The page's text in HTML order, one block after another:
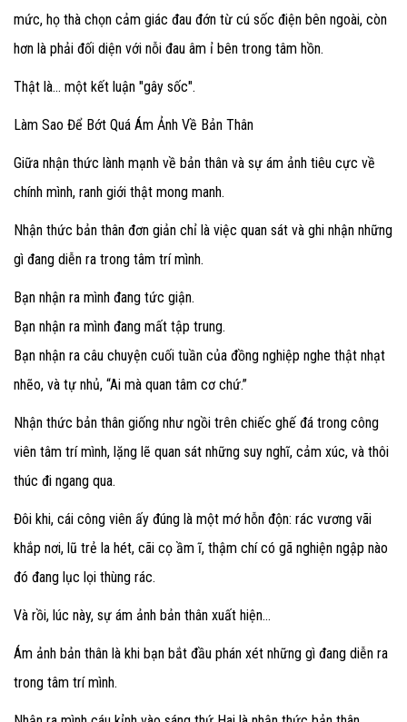
mức, họ thà chọn cảm giác đau đớn từ cú sốc điện bên ngoài, còn
hơn là phải đối diện với nỗi đau âm ỉ bên trong tâm hồn.
Thật là… một kết luận "gây sốc".
Làm Sao Để Bớt Quá Ám Ảnh Về Bản Thân
Giữa nhận thức lành mạnh về bản thân và sự ám ảnh tiêu cực về
chính mình, ranh giới thật mong manh.
Nhận thức bản thân đơn giản chỉ là việc quan sát và ghi nhận những
gì đang diễn ra trong tâm trí mình.
Bạn nhận ra mình đang tức giận.
Bạn nhận ra mình đang mất tập trung.
Bạn nhận ra câu chuyện cuối tuần của đồng nghiệp nghe thật nhạt
nhẽo, và tự nhủ, “Ai mà quan tâm cơ chứ.”
Nhận thức bản thân giống như ngồi trên chiếc ghế đá trong công
viên tâm trí mình, lặng lẽ quan sát những suy nghĩ, cảm xúc, và thôi
thúc đi ngang qua.
Đôi khi, cái công viên ấy đúng là một mớ hỗn độn: rác vương vãi
khắp nơi, lũ trẻ la hét, cãi cọ ầm ĩ, thậm chí có gã nghiện ngập nào
đó đang lục lọi thùng rác.
Và rồi, lúc này, sự ám ảnh bản thân xuất hiện…
Ám ảnh bản thân là khi bạn bắt đầu phán xét những gì đang diễn ra
trong tâm trí mình.